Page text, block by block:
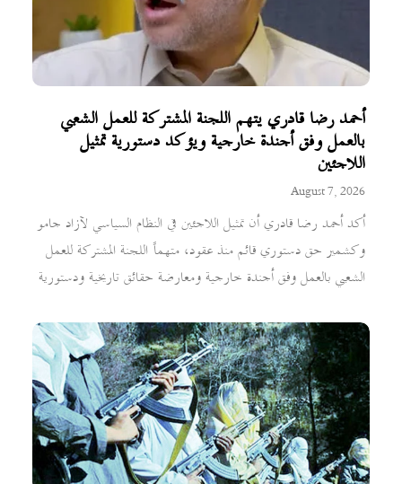
أحمد رضا قادري يتهم اللجنة المشتركة للعمل الشعبي
بالعمل وفق أجندة خارجية ويؤكد دستورية تمثيل
اللاجئين
August 7, 2026
أكد أحمد رضا قادري أن تمثيل اللاجئين في النظام السياسي لآزاد جامو
وكشمير حق دستوري قائم منذ عقود، متهماً اللجنة المشتركة للعمل
الشعبي بالعمل وفق أجندة خارجية ومعارضة حقائق تاريخية ودستورية